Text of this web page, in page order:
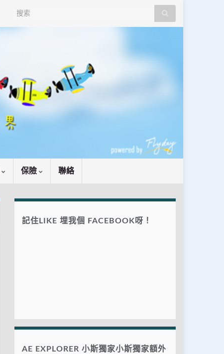
Search for:
保險 聯絡
記住LIKE 埋我個 FACEBOOK呀！
AE EXPLORER 小斯獨家小斯獨家額外